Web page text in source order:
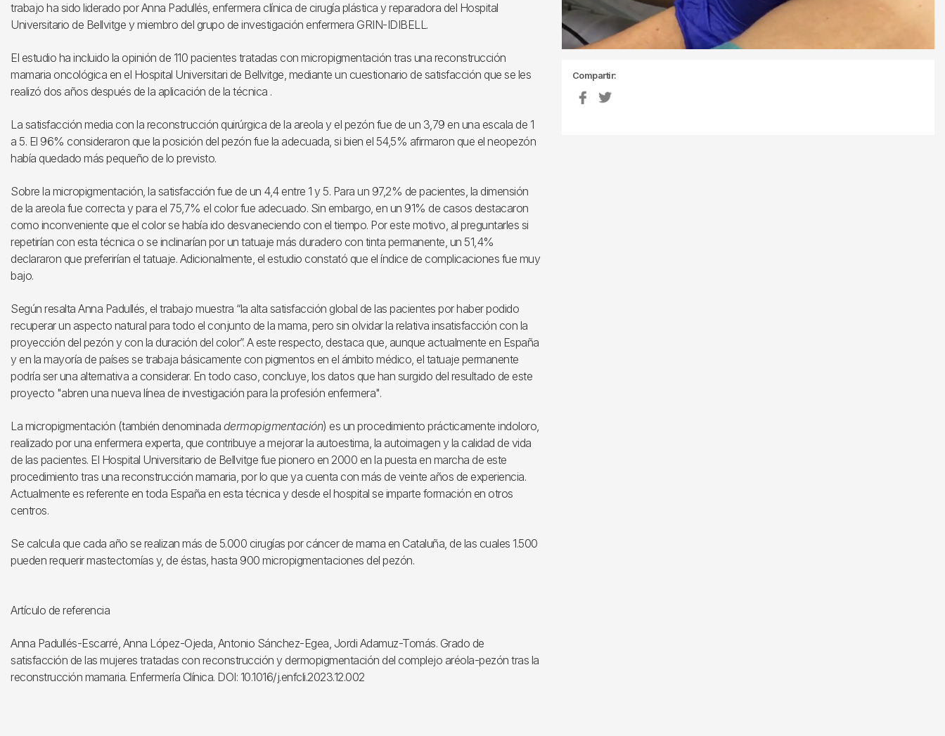
trabajo ha sido liderado por Anna Padullés, enfermera clínica de cirugía plástica y reparadora del Hospital
Universitario de Bellvitge y miembro del grupo de investigación enfermera GRIN-IDIBELL.
El estudio ha incluido la opinión de 110 pacientes tratadas con micropigmentación tras una reconstrucción
mamaria oncológica en el Hospital Universitari de Bellvitge, mediante un cuestionario de satisfacción que se les
realizó dos años después de la aplicación de la técnica .
La satisfacción media con la reconstrucción quirúrgica de la areola y el pezón fue de un 3,79 en una escala de 1
a 5. El 96% consideraron que la posición del pezón fue la adecuada, si bien el 54,5% afirmaron que el neopezón
había quedado más pequeño de lo previsto.
Sobre la micropigmentación, la satisfacción fue de un 4,4 entre 1 y 5. Para un 97,2% de pacientes, la dimensión
de la areola fue correcta y para el 75,7% el color fue adecuado. Sin embargo, en un 91% de casos destacaron
como inconveniente que el color se había ido desvaneciendo con el tiempo. Por este motivo, al preguntarles si
repetirían con esta técnica o se inclinarían por un tatuaje más duradero con tinta permanente, un 51,4%
declararon que preferirían el tatuaje. Adicionalmente, el estudio constató que el índice de complicaciones fue muy
bajo.
Según resalta Anna Padullés, el trabajo muestra “la alta satisfacción global de las pacientes por haber podido
recuperar un aspecto natural para todo el conjunto de la mama, pero sin olvidar la relativa insatisfacción con la
proyección del pezón y con la duración del color”. A este respecto, destaca que, aunque actualmente en España
y en la mayoría de países se trabaja básicamente con pigmentos en el ámbito médico, el tatuaje permanente
podría ser una alternativa a considerar. En todo caso, concluye, los datos que han surgido del resultado de este
proyecto "abren una nueva línea de investigación para la profesión enfermera".
La micropigmentación (también denominada dermopigmentación) es un procedimiento prácticamente indoloro,
realizado por una enfermera experta, que contribuye a mejorar la autoestima, la autoimagen y la calidad de vida
de las pacientes. El Hospital Universitario de Bellvitge fue pionero en 2000 en la puesta en marcha de este
procedimiento tras una reconstrucción mamaria, por lo que ya cuenta con más de veinte años de experiencia.
Actualmente es referente en toda España en esta técnica y desde el hospital se imparte formación en otros
centros.
Se calcula que cada año se realizan más de 5.000 cirugías por cáncer de mama en Cataluña, de las cuales 1.500
pueden requerir mastectomías y, de éstas, hasta 900 micropigmentaciones del pezón.
Artículo de referencia
Anna Padullés-Escarré, Anna López-Ojeda, Antonio Sánchez-Egea, Jordi Adamuz-Tomás. Grado de
satisfacción de las mujeres tratadas con reconstrucción y dermopigmentación del complejo aréola-pezón tras la
reconstrucción mamaria. Enfermería Clínica. DOI: 10.1016/j.enfcli.2023.12.002
Compartir: